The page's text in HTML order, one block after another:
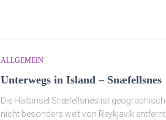
ALLGEMEIN
Unterwegs in Island – Snæfellsnes
Die Halbinsel Snæfellsnes ist geographisch
nicht besonders weit von Reykjavík entfernt.